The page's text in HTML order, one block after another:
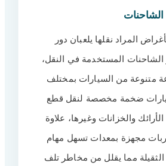
الشاحنات
المراد نقلها يلعبان دور
الشاحنات المستخدمة في النقل،
متنوعة من السيارات بمختلف
ضخمة مخصصة لنقل قطع
الأرائك والخزانات وغيرها، علاوة
مجهزة بمعدات تسهل مهام
مما يقلل من مخاطر تلف